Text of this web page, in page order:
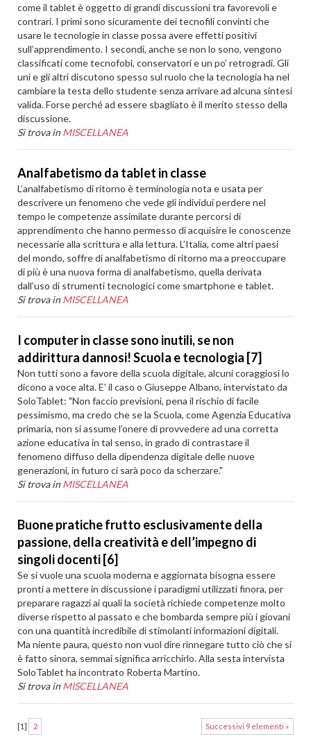
come il tablet è oggetto di grandi discussioni tra favorevoli e
contrari. I primi sono sicuramente dei tecnofili convinti che
usare le tecnologie in classe possa avere effetti positivi
sull’apprendimento. I secondi, anche se non lo sono, vengono
classificati come tecnofobi, conservatori e un po’ retrogradi. Gli
uni e gli altri discutono spesso sul ruolo che la tecnologia ha nel
cambiare la testa dello studente senza arrivare ad alcuna sintesi
valida. Forse perché ad essere sbagliato è il merito stesso della
discussione.
Si trova in MISCELLANEA
Analfabetismo da tablet in classe
L’analfabetismo di ritorno è terminologia nota e usata per
descrivere un fenomeno che vede gli individui perdere nel
tempo le competenze assimilate durante percorsi di
apprendimento che hanno permesso di acquisire le conoscenze
necessarie alla scrittura e alla lettura. L’Italia, come altri paesi
del mondo, soffre di analfabetismo di ritorno ma a preoccupare
di più è una nuova forma di analfabetismo, quella derivata
dall’uso di strumenti tecnologici come smartphone e tablet.
Si trova in MISCELLANEA
I computer in classe sono inutili, se non
addirittura dannosi! Scuola e tecnologia [7]
Non tutti sono a favore della scuola digitale, alcuni coraggiosi lo
dicono a voce alta. E' il caso o Giuseppe Albano, intervistato da
SoloTablet: "Non faccio previsioni, pena il rischio di facile
pessimismo, ma credo che se la Scuola, come Agenzia Educativa
primaria, non si assume l’onere di provvedere ad una corretta
azione educativa in tal senso, in grado di contrastare il
fenomeno diffuso della dipendenza digitale delle nuove
generazioni, in futuro ci sarà poco da scherzare."
Si trova in MISCELLANEA
Buone pratiche frutto esclusivamente della
passione, della creatività e dell’impegno di
singoli docenti [6]
Se si vuole una scuola moderna e aggiornata bisogna essere
pronti a mettere in discussione i paradigmi utilizzati finora, per
preparare ragazzi ai quali la società richiede competenze molto
diverse rispetto al passato e che bombarda sempre più i giovani
con una quantità incredibile di stimolanti informazioni digitali.
Ma niente paura, questo non vuol dire rinnegare tutto ciò che si
è fatto sinora, semmai significa arricchirlo. Alla sesta intervista
SoloTablet ha incontrato Roberta Martino.
Si trova in MISCELLANEA
Successivi 9 elementi »
[1] 2